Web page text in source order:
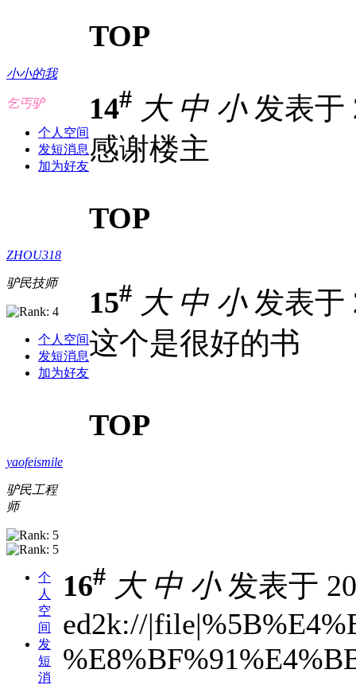
TOP
小小的我
乞丐驴
个人空间
发短消息
加为好友
14# 大 中 小发表于
感谢楼主
TOP
ZHOU318
驴民技师
个人空间
发短消息
加为好友
15# 大 中 小发表于
这个是很好的书
TOP
yaofeismile
驴民工程
师
个
人
空
间
发
短
消
16# 大 中 小发表于
ed2k://